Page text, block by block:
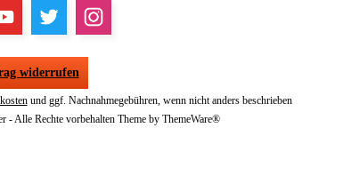
widerrufen
und ggf. Nachnahmegebühren, wenn nicht anders beschrieben
- Alle Rechte vorbehalten Theme by ThemeWare®